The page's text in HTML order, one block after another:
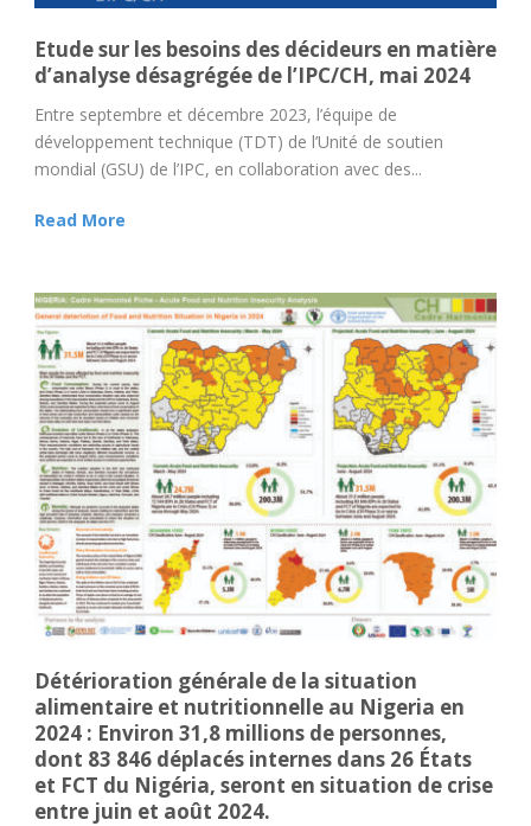
Etude sur les besoins des décideurs en matière
d’analyse désagrégée de l’IPC/CH, mai 2024
Entre septembre et décembre 2023, l’équipe de
développement technique (TDT) de l’Unité de soutien
mondial (GSU) de l’IPC, en collaboration avec des...
Read More
Détérioration générale de la situation
alimentaire et nutritionnelle au Nigeria en
2024 : Environ 31,8 millions de personnes,
dont 83 846 déplacés internes dans 26 États
et FCT du Nigéria, seront en situation de crise
entre juin et août 2024.